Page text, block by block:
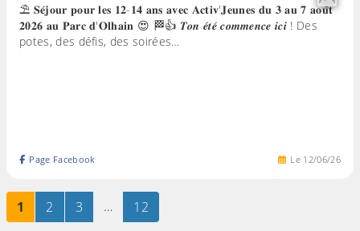
⛱️ 𝐒𝐞́𝐣𝐨𝐮𝐫 𝐩𝐨𝐮𝐫 𝐥𝐞𝐬 𝟏𝟐-𝟏𝟒 𝐚𝐧𝐬 𝐚𝐯𝐞𝐜 𝐀𝐜𝐭𝐢𝐯'𝐉𝐞𝐮𝐧𝐞𝐬 𝐝𝐮 𝟑 𝐚𝐮 𝟕 𝐚𝐨𝐮̂𝐭
𝟐𝟎𝟐𝟔 𝐚𝐮 𝐏𝐚𝐫𝐜 𝐝'𝐎𝐥𝐡𝐚𝐢𝐧 😍 🏁👍 𝑻𝒐𝒏 𝒆́𝒕𝒆́ 𝒄𝒐𝒎𝒎𝒆𝒏𝒄𝒆 𝒊𝒄𝒊 ! Des
potes, des défis, des soirées…
Le 12/06/26
Page Facebook
Page
1 sur 12Page
2 sur 12Page
3sur 12
… Page
12sur 12